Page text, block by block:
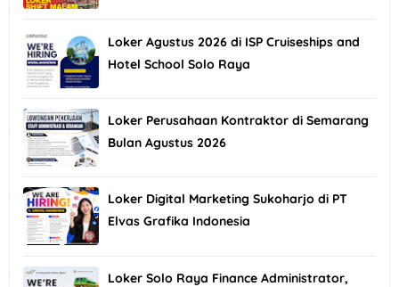
Loker Agustus 2026 di ISP Cruiseships and
Hotel School Solo Raya
Loker Perusahaan Kontraktor di Semarang
Bulan Agustus 2026
Loker Digital Marketing Sukoharjo di PT
Elvas Grafika Indonesia
Loker Solo Raya Finance Administrator,